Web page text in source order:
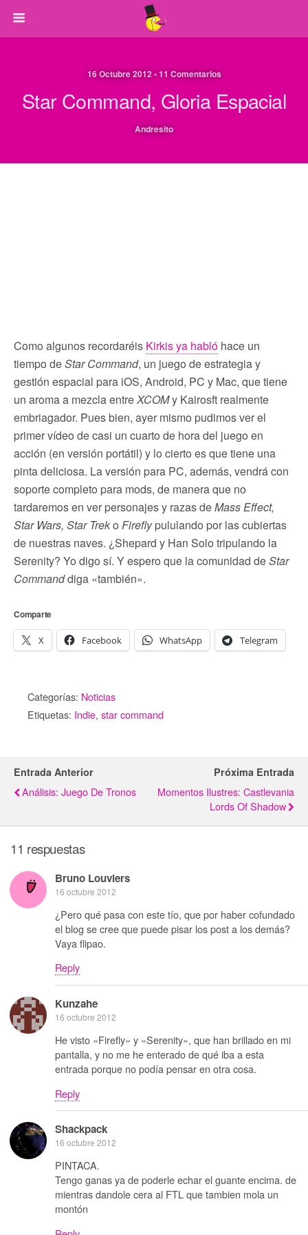
16 Octubre 2012 • 11 Comentarios
Star Command, Gloria Espacial
Andresito
Como algunos recordaréis Kirkis ya habló hace un
tiempo deStar Command, un juego de estrategia y
gestión espacial para iOS, Android, PC y Mac, que tiene
un aroma a mezcla entreXCOMy Kairosft realmente
embriagador. Pues bien, ayer mismo pudimos ver el
primer vídeo de casi un cuarto de hora del juego en
acción (en versión portátil) y lo cierto es que tiene una
pinta deliciosa. La versión para PC, además, vendrá con
soporte completo para mods, de manera que no
tardaremos en ver personajes y razas deMass Effect,
Star Wars, Star Treko Fireflypululando por las cubiertas
de nuestras naves. ¿Shepard y Han Solo tripulando la
Serenity? Yo digo sí. Y espero que la comunidad deStar
Commanddiga «también».
Comparte
X Facebook WhatsApp Telegram
Categorías: Noticias
Etiquetas: Indie, star command
Entrada Anterior
Análisis: Juego De Tronos
Próxima Entrada
Momentos Ilustres: Castlevania
Lords Of Shadow
11 respuestas
Bruno Louviers
16 octubre 2012
¿Pero qué pasa con este tío, que por haber cofundado
el blog se cree que puede pisar los post a los demás?
Vaya flipao.
Reply
Kunzahe
16 octubre 2012
He visto «Firefly» y «Serenity», que han brillado en mi
pantalla, y no me he enterado de qué iba a esta
entrada porque no podía pensar en otra cosa.
Reply
Shackpack
16 octubre 2012
PINTACA.
Tengo ganas ya de poderle echar el guante encima. de
mientras dandole cera al FTL que tambien mola un
montón